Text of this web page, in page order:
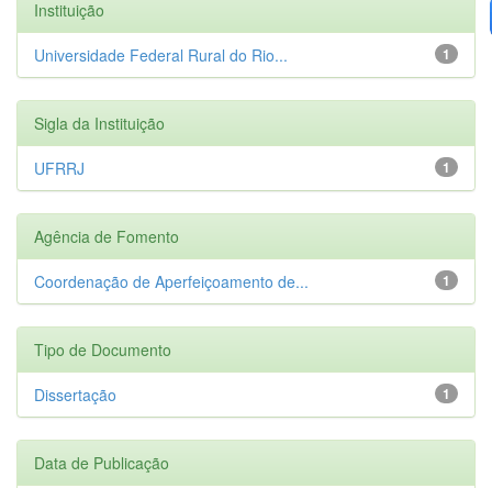
Instituição
1
Universidade Federal Rural do Rio...
Sigla da Instituição
1
UFRRJ
Agência de Fomento
1
Coordenação de Aperfeiçoamento de...
Tipo de Documento
1
Dissertação
Data de Publicação